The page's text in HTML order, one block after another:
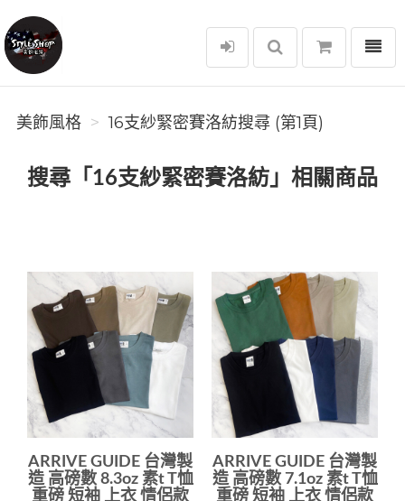
美飾風格
選單
美飾風格 16支紗緊密賽洛紡搜尋 (第1頁)
搜尋「16支紗緊密賽洛紡」相關商品
ARRIVE GUIDE 台灣製
造 高磅數 8.3oz 素t T恤
重磅 短袖 上衣 情侶款
ARRIVE GUIDE 台灣製
造 高磅數 7.1oz 素t T恤
重磅 短袖 上衣 情侶款